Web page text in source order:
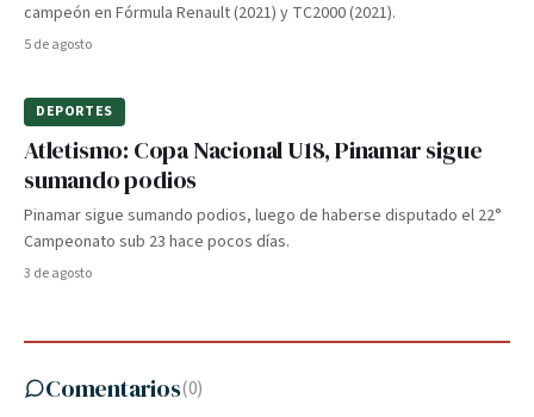
campeón en Fórmula Renault (2021) y TC2000 (2021).
5 de agosto
DEPORTES
Atletismo: Copa Nacional U18, Pinamar sigue
sumando podios
Pinamar sigue sumando podios, luego de haberse disputado el 22°
Campeonato sub 23 hace pocos días.
3 de agosto
Comentarios(0)